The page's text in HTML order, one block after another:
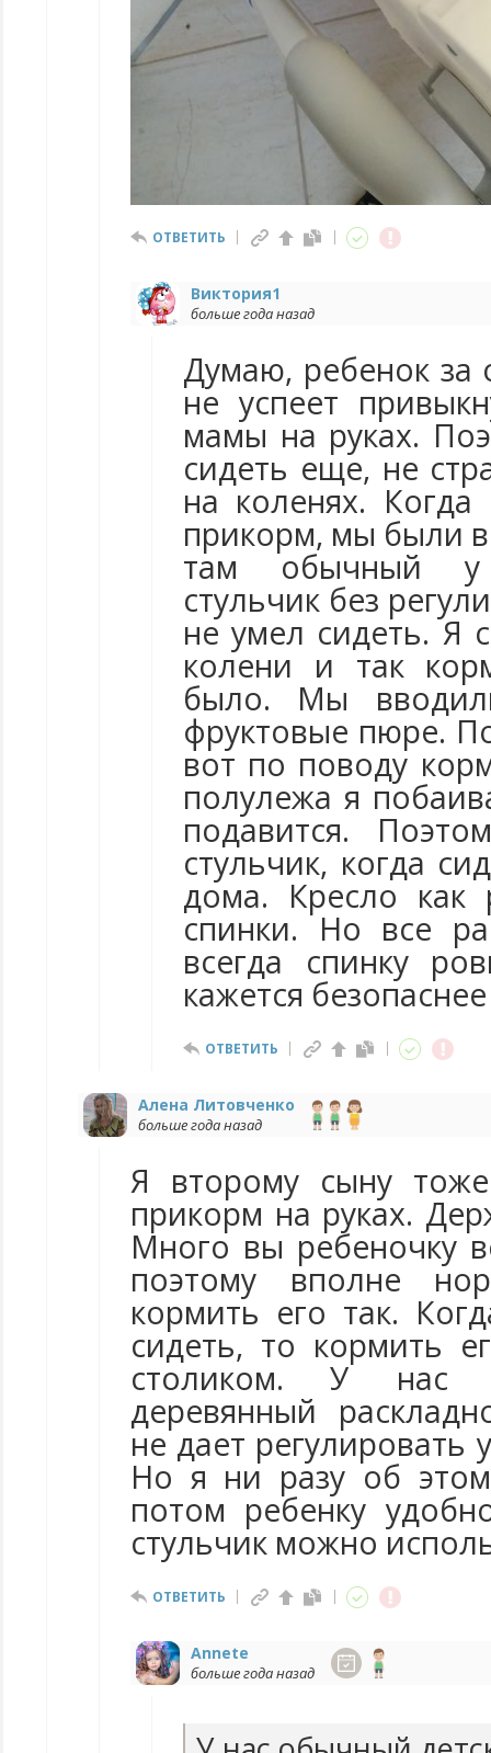
ОТВЕТИТЬ
Виктория1
больше года назад
Думаю, ребенок за
не успеет
мамы на руках.
сидеть еще, не
на коленях.
прикорм, мы были
там обычный у
стульчик без
не умел сидеть. Я
колени и так
было. Мы
фруктовые пюре.
вот по поводу
полулежа я
подавится.
стульчик, когда
дома. Кресло как
спинки. Но все
всегда спинку
кажется
ОТВЕТИТЬ
Алена Литовченко
больше года назад
Я второму сыну
прикорм на руках.
Много вы ребеночку
поэтому вполне
кормить его так.
сидеть, то кормить
столиком. У нас
деревянный
не дает регулировать
Но я ни разу об
потом ребенку
стульчик можно
ОТВЕТИТЬ
Annete
больше года назад